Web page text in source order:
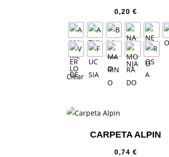
0,20 €
Clear
CARPETA ALPIN
0,74 €